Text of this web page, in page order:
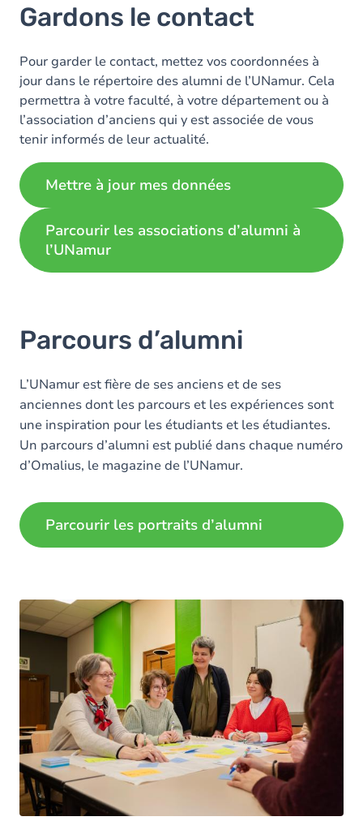
Gardons le contact
Pour garder le contact, mettez vos coordonnées à
jour dans le répertoire des alumni de l’UNamur. Cela
permettra à votre faculté, à votre département ou à
l’association d’anciens qui y est associée de vous
tenir informés de leur actualité.
Mettre à jour mes données
Parcourir les associations d’alumni à
l’UNamur
Parcours d’alumni
L’UNamur est fière de ses anciens et de ses
anciennes dont les parcours et les expériences sont
une inspiration pour les étudiants et les étudiantes.
Un parcours d’alumni est publié dans chaque numéro
d’Omalius, le magazine de l’UNamur.
Parcourir les portraits d’alumni